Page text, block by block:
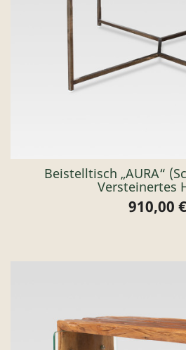
Beistelltisch „AURA“
Versteinertes
Preis
910,00 €